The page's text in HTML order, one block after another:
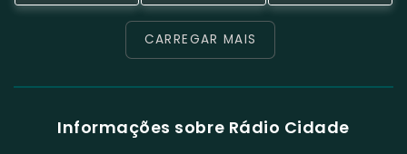
CARREGAR MAIS
Informações sobre Rádio Cidade